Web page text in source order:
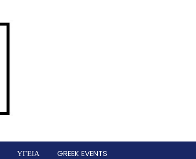
ΥΓΕΙΑ GREEK EVENTS